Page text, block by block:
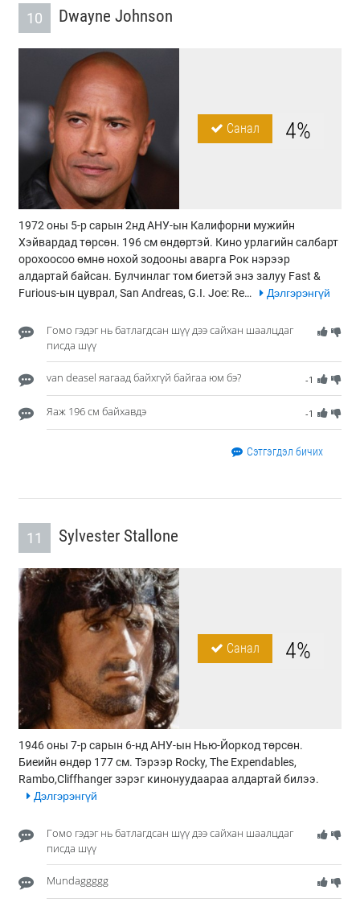
10 Dwayne Johnson
Санал 4%
1972 оны 5-р сарын 2нд АНУ-ын Калифорни мужийн
Хэйвардад төрсөн. 196 см өндөртэй. Кино урлагийн салбарт
орохоосоо өмнө нохой зодооны аварга Рок нэрээр
алдартай байсан. Булчинлаг том биетэй энэ залуу Fast &
Furious-ын цуврал, San Andreas, G.I. Joe: Re…
Дэлгэрэнгүй
Гомо гэдэг нь батлагдсан шүү дээ сайхан шаалцдаг
писда шүү
-1
van deasel яагаад байхгүй байгаа юм бэ?
-1
Яаж 196 см байхавдэ
Сэтгэгдэл бичих
11 Sylvester Stallone
Санал 4%
1946 оны 7-р сарын 6-нд АНУ-ын Нью-Йоркод төрсөн.
Биеийн өндөр 177 см. Тэрээр Rocky, The Expendables,
Rambo,Cliffhanger зэрэг кинонуудаараа алдартай билээ.
Дэлгэрэнгүй
Гомо гэдэг нь батлагдсан шүү дээ сайхан шаалцдаг
писда шүү
Mundaggggg